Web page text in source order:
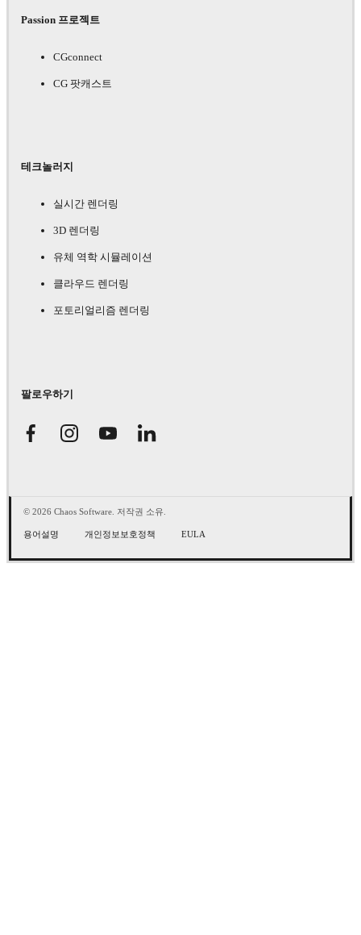
Passion 프로젝트
CGconnect
CG 팟캐스트
테크놀러지
실시간 렌더링
3D 렌더링
유체 역학 시뮬레이션
클라우드 렌더링
포토리얼리즘 렌더링
팔로우하기
© 2026 Chaos Software. 저작권 소유.
용어설명 개인정보보호정책 EULA